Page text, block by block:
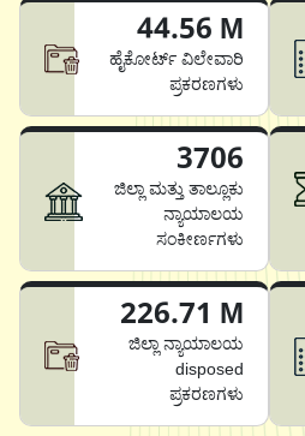
44.56 M
ಹೈಕೋರ್ಟ್ ವಿಲೇವಾರಿ
ಪ್ರಕರಣಗಳು
3706
ಜಿಲ್ಲಾ ಮತ್ತು ತಾಲ್ಲೂಕು
ನ್ಯಾಯಾಲಯ
ಸಂಕೀರ್ಣಗಳು
226.71 M
ಜಿಲ್ಲಾ ನ್ಯಾಯಾಲಯ
disposed
ಪ್ರಕರಣಗಳು